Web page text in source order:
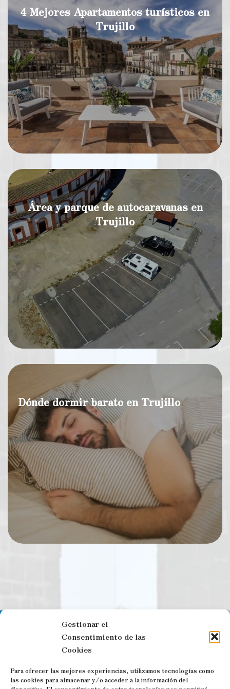
Gestionar el
Consentimiento de las
Cookies
Para ofrecer las mejores experiencias, utilizamos tecnologías como
las cookies para almacenar y/o acceder a la información del
4 Mejores Apartamentos turísticos en
Trujillo
Área y parque de autocaravanas en
Trujillo
Dónde dormir barato en Trujillo
Síguenos en las redes sociales